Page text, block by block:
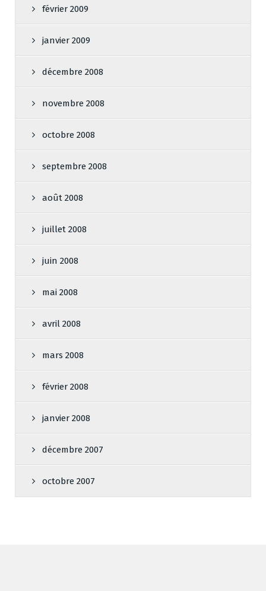
février 2009
janvier 2009
décembre 2008
novembre 2008
octobre 2008
septembre 2008
août 2008
juillet 2008
juin 2008
mai 2008
avril 2008
mars 2008
février 2008
janvier 2008
décembre 2007
octobre 2007